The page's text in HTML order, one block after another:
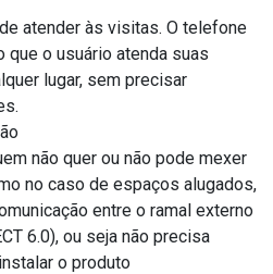
atender às visitas. O telefone
o usuário atenda suas
lugar, sem precisar
não quer ou não pode mexer
no caso de espaços alugados,
entre o ramal externo
6.0), ou seja não precisa
o produto